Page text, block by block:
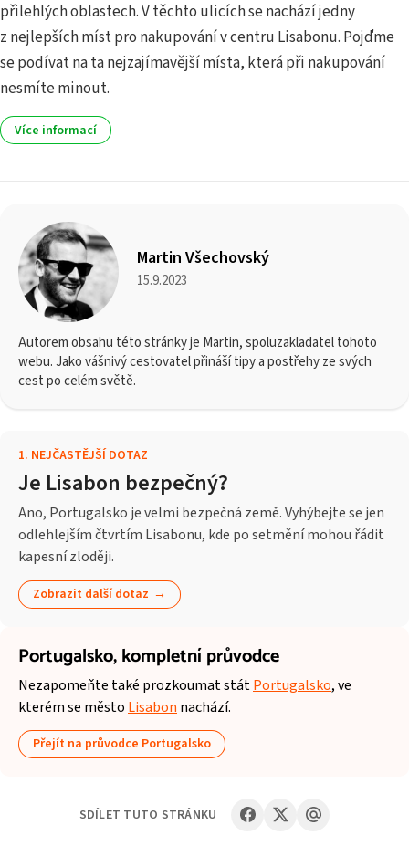
přilehlých oblastech. V těchto ulicích se nachází jedny
z nejlepších míst pro nakupování v centru Lisabonu. Pojďme
se podívat na ta nejzajímavější místa, která při nakupování
nesmíte minout.
Více informací
Martin Všechovský
15.9.2023
Autorem obsahu této stránky je Martin, spoluzakladatel tohoto
webu. Jako vášnivý cestovatel přináší tipy a postřehy ze svých
cest po celém světě.
1. NEJČASTĚJŠÍ DOTAZ
Je Lisabon bezpečný?
Ano, Portugalsko je velmi bezpečná země. Vyhýbejte se jen
odlehlejším čtvrtím Lisabonu, kde po setmění mohou řádit
kapesní zloději.
Zobrazit další dotaz
Portugalsko,kompletní průvodce
Nezapomeňte také prozkoumat státPortugalsko, ve
kterém se město Lisabon nachází.
Přejít na průvodce Portugalsko
SDÍLET TUTO STRÁNKU